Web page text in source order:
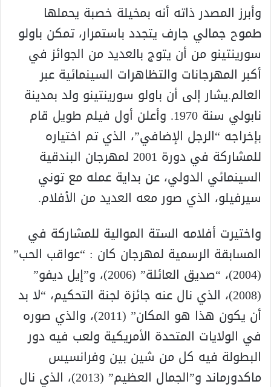
وأبرز المصدر ذاته أنه بمخيلة خصبة يحملها
طموح جمالي جارف يتجدد باستمرار، تمكن باولو
سورينتينو من أن يتوج بالعديد من الجوائز في
أكبر المهرجانات والتظاهرات السينمائية عبر
العالم.يشار إلى أن باولو سورينتينو ولد بمدينة
نابولي سنة 1970. وأعلن أول فيلم طويل قام
بإخراجه “الرجل الإضافي”، الذي تم اختياره
للمشاركة في دورة 2001 لمهرجان البندقية
السينمائي الدولي، عن بداية عمله مع توني
سيرفيلو، الذي صور معه العديد من الأفلام.
واختيرت أفلامه الستة الموالية للمشاركة في
المسابقة الرسمية لمهرجان كان : “عواقب الحب”
(2004)، “صديق العائلة” (2006)، و”إيل ديفو”
(2008)، الذي نال عنه جائزة لجنة التحكيم، “لا بد
أن يكون هذا هو المكان” (2011)، والذي صوره
في الولايات المتحدة الأمريكية ولعب فيه دور
البطولة فيه كل من شين بين وفرانسيس
ماكدورماند و”الجمال العظيم” (2013)، الذي نال